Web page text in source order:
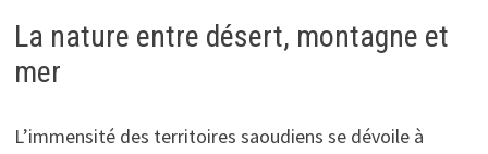
La nature entre désert, montagne et
mer
L’immensité des territoires saoudiens se dévoile à